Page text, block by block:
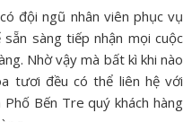
đội ngũ nhân viên phục vụ
sàng tiếp nhận mọi cuộc
Nhờ vậy mà bất kì khi nào
tươi đều có thể liên hệ với
Bến Tre quý khách hàng